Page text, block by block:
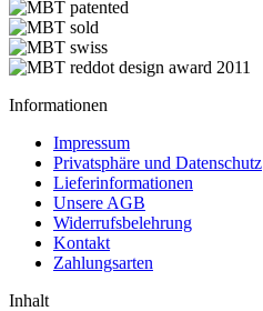
Informationen
Impressum
Privatsphäre und Datenschutz
Lieferinformationen
Unsere AGB
Widerrufsbelehrung
Kontakt
Zahlungsarten
Inhalt